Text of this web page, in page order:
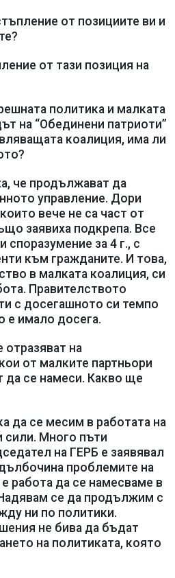
от позициите ви и
от тази позиция на
политика и малката
на “Обединени патриоти”
коалиция, има ли
че продължават да
управление. Дори
вече не са част от
заявиха подкрепа. Все
за 4 г., с
към гражданите. И това,
в малката коалиция, си
Правителството
с досегашното си темпо
е имало досега.
отразяват на
от малките партньори
да се намеси. Какво ще
да се месим в работата на
сили. Много пъти
на ГЕРБ е заявявал
проблемите на
е работа да се намесваме в
се да продължим с
ни по политики.
не бива да бъдат
на политиката, която